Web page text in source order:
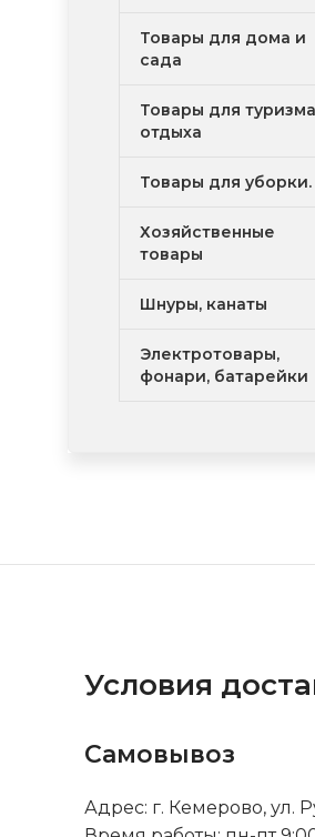
Товары для дома и
сада
Товары для
отдыха
Товары для уборки.
Хозяйственные
товары
Шнуры, канаты
Электротовары,
фонари, батарейки
Условия
Самовывоз
Адрес: г. Кемерово, ул.